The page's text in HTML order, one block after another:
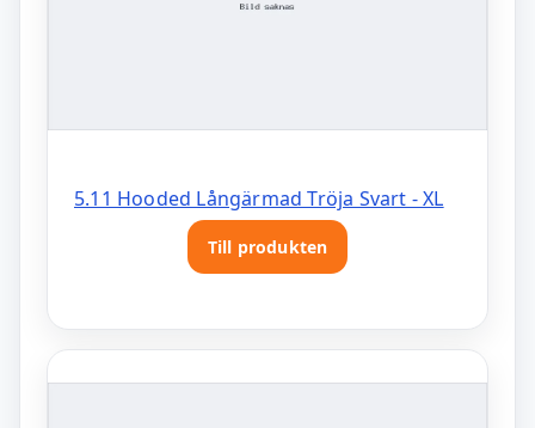
5.11 Hooded Långärmad Tröja Svart - XL
Till produkten